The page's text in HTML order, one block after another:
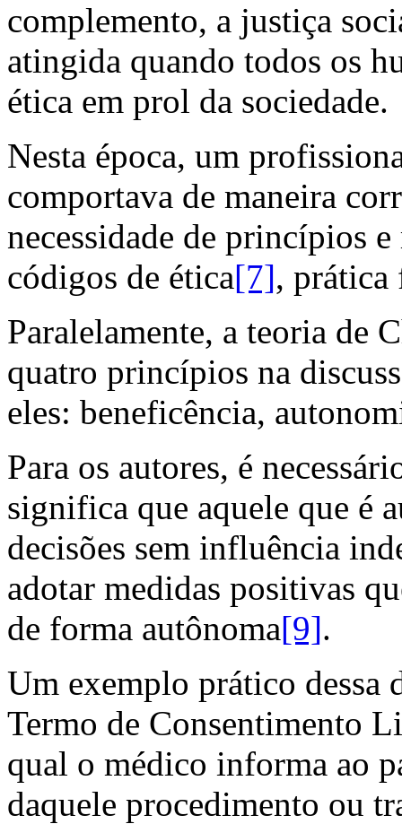
complemento, a justiça
atingida quando todos os
ética em prol da sociedade.
Nesta época, um
comportava de maneira
necessidade de princípios
códigos de ética[7], prática
Paralelamente, a teoria de
quatro princípios na
eles: beneficência,
Para os autores, é
significa que aquele que é
decisões sem influência
adotar medidas positivas
de forma autônoma[9].
Um exemplo prático dessa
Termo de Consentimento
qual o médico informa ao
daquele procedimento ou